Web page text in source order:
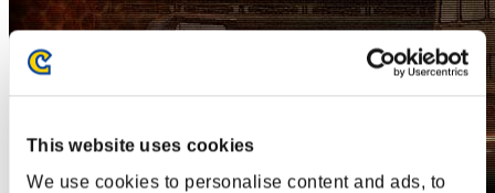
This website uses cookies
We use cookies to personalise content and ads, to